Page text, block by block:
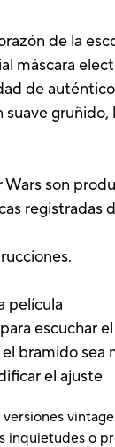
de la
máscara
de
suave
son
registradas
película
escuchar
bramido sea
el ajuste
versiones
inquietudes o